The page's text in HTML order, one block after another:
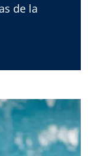
de la